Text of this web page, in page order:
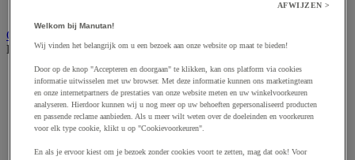
Opvulmateriaal
Bekijk de hele productgroep
Beschermpapier
Hoekstukken en beschermhulzen
Luchtkussen en foambescherming
Noppenfolie en schuimfolie
Plastic zak
Schuimrubberen bescherming
AFWIJZEN >
Welkom bij Manutan!
Wij vinden het belangrijk om u een bezoek aan onze website op maat te bieden!
Door op de knop "Accepteren en doorgaan" te klikken, kan ons platform via cookies
informatie uitwisselen met uw browser. Met deze informatie kunnen ons marketingteam
en onze internetpartners de prestaties van onze website meten en uw winkelvoorkeuren
analyseren. Hierdoor kunnen wij u nog meer op uw behoeften gepersonaliseerd producten
en passende reclame aanbieden. Als u meer wilt weten over de doeleinden en voorkeuren
voor elk type cookie, klikt u op "Cookievoorkeuren".
En als je ervoor kiest om je bezoek zonder cookies voort te zetten, mag dat ook! Voor